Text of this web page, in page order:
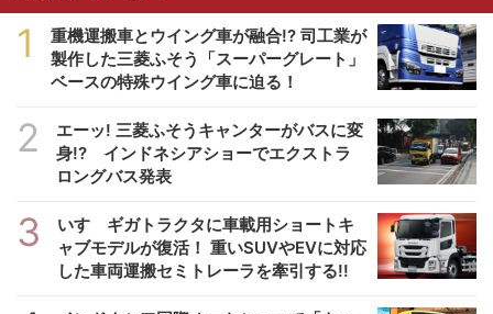
1
重機運搬車とウイング車が融合!? 司工業が
製作した三菱ふそう「スーパーグレート」
ベースの特殊ウイング車に迫る！
2
エーッ! 三菱ふそうキャンターがバスに変
身!? インドネシアショーでエクストラ
ロングバス発表
3
いすゞギガトラクタに車載用ショートキ
ャブモデルが復活！ 重いSUVやEVに対応
した車両運搬セミトレーラを牽引する!!